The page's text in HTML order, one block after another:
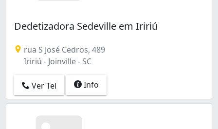
Dedetizadora Sedeville em Iririú
rua S José Cedros, 489
Iririú - Joinville - SC
Ver Tel Info